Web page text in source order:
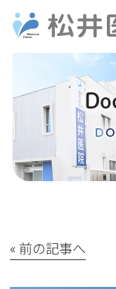
« 前の記事へ